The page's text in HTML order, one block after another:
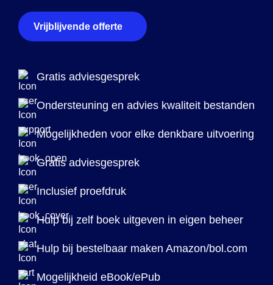
Vrijblijvende offerte
Gratis adviesgesprek
Ondersteuning en advies kwaliteit bestanden
Mogelijkheden voor elke denkbare uitvoering
Gratis adviesgesprek
Inclusief proefdruk
Hulp bij zelf boek uitgeven in eigen beheer
Hulp bij bestelbaar maken Amazon/bol.com
Mogelijkheid eBook/ePub